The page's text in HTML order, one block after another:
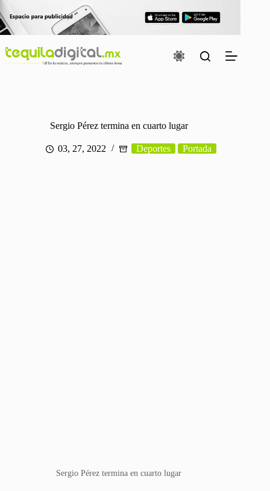
Saltar
al
contenido
Sergio Pérez termina en cuarto lugar
03, 27, 2022 Deportes Portada
Sergio Pérez termina en cuarto lugar